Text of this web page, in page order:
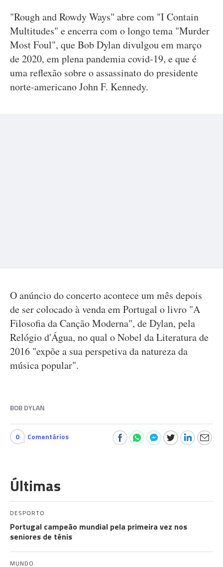
"Rough and Rowdy Ways" abre com "I Contain
Multitudes" e encerra com o longo tema "Murder
Most Foul", que Bob Dylan divulgou em março
de 2020, em plena pandemia covid-19, e que é
uma reflexão sobre o assassinato do presidente
norte-americano John F. Kennedy.
O anúncio do concerto acontece um mês depois
de ser colocado à venda em Portugal o livro "A
Filosofia da Canção Moderna", de Dylan, pela
Relógio d'Água, no qual o Nobel da Literatura de
2016 "expõe a sua perspetiva da natureza da
música popular".
BOB DYLAN
0 Comentários
Últimas
DESPORTO
Portugal campeão mundial pela primeira vez nos
seniores de ténis
MUNDO